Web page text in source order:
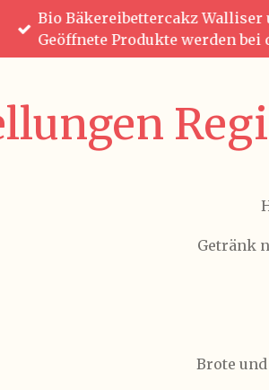
Zum
Hauptinhalt
springen
Bio Bäkereibettercakz Walliser
Geöffnete Produkte werden bei
Getränk
Brote und